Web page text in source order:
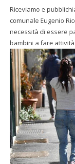
Riceviamo e
comunale Eugenio Riccio. "Sicuramente la crisi energetica
necessità di essere
bambini a fare